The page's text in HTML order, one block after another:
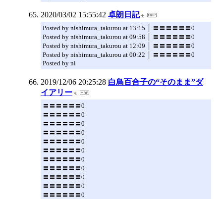
2020/03/02 15:55:42 卓朗日記
Posted by nishimura_takurou at 13:15 │ 〓〓〓〓〓〓0
Posted by nishimura_takurou at 09:58 │ 〓〓〓〓〓〓0
Posted by nishimura_takurou at 12:09 │ 〓〓〓〓〓〓0
Posted by nishimura_takurou at 00:22 │ 〓〓〓〓〓〓0
Posted by ni
2019/12/06 20:25:28 白鳥百合子の“そのまま”ダ
イアリー
〓〓〓〓〓〓0
〓〓〓〓〓〓0
〓〓〓〓〓〓0
〓〓〓〓〓〓0
〓〓〓〓〓〓0
〓〓〓〓〓〓0
〓〓〓〓〓〓0
〓〓〓〓〓〓0
〓〓〓〓〓〓0
〓〓〓〓〓〓0
〓〓〓〓〓〓0